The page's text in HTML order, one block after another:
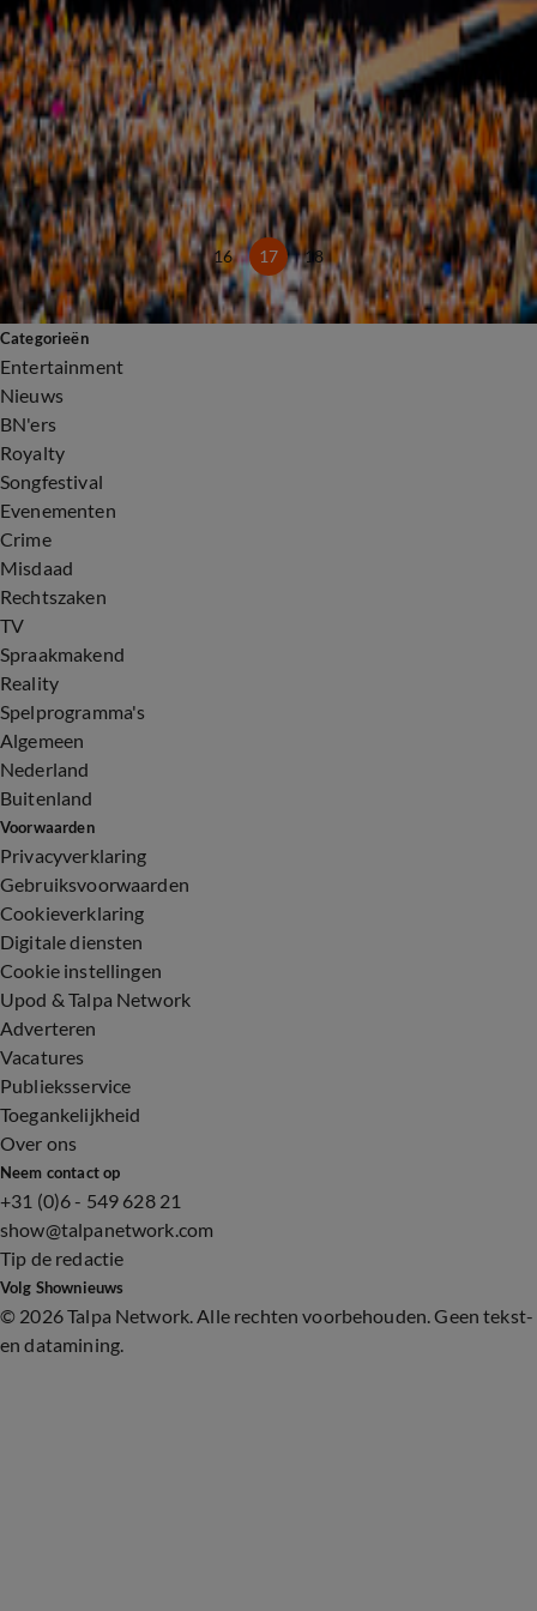
Heel bekend Nederland roept op tot binnenblijven met Koningsdag
25 apr 2020, 23:23
Mooi gebaar van Wesley Sneijder
24 apr 2020, 15:14
Artiesten presenteren op Koningsdag eigen show op 100% NL
23 apr 2020, 14:04
Nielson en Tabitha doen mee met 538 Koningsdag!
22 apr 2020, 18:57
16 17 18
Categorieën
Entertainment
Nieuws
BN'ers
Royalty
Songfestival
Evenementen
Crime
Misdaad
Rechtszaken
TV
Spraakmakend
Reality
Spelprogramma's
Algemeen
Nederland
Buitenland
Voorwaarden
Privacyverklaring
Gebruiksvoorwaarden
Cookieverklaring
Digitale diensten
Cookie instellingen
Upod & Talpa Network
Adverteren
Vacatures
Publieksservice
Toegankelijkheid
Over ons
Neem contact op
+31 (0)6 - 549 628 21
show@talpanetwork.com
Tip de redactie
Volg Shownieuws
© 2026 Talpa Network. Alle rechten voorbehouden. Geen tekst-
en datamining.